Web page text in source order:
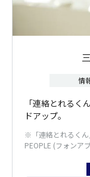
情
「連絡とれるく
ドアップ。
※「連絡とれるくん
PEOPLE (フォンア